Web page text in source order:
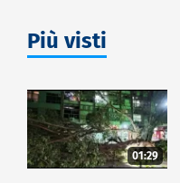
Più visti
01:29